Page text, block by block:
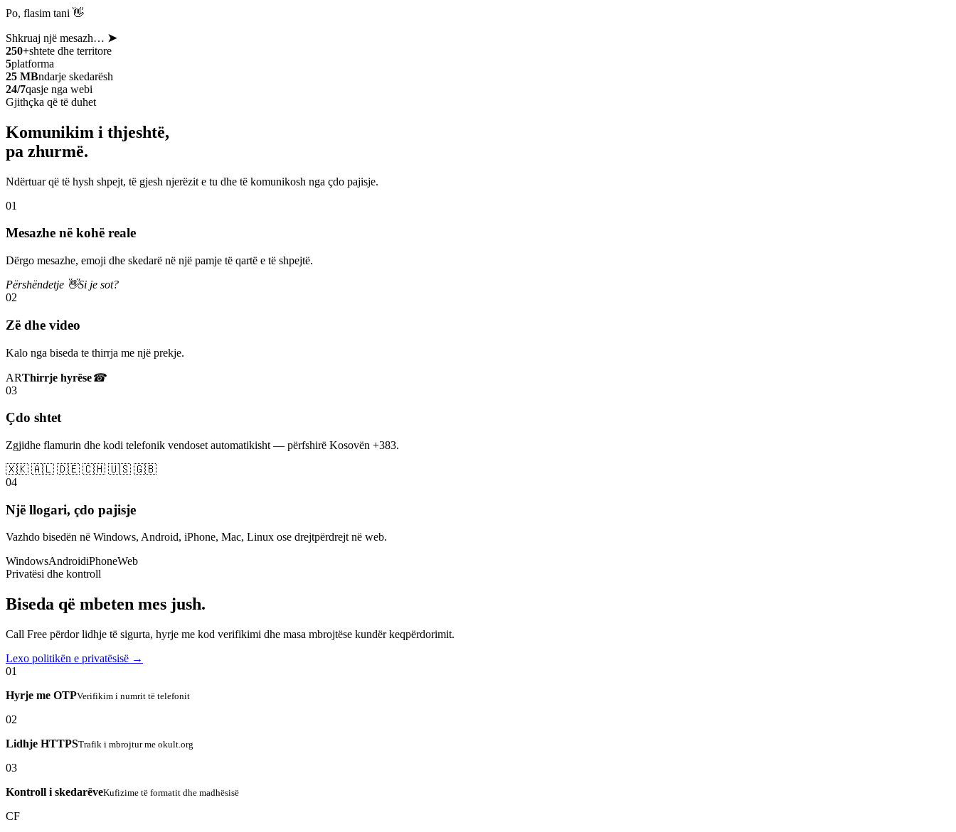
Po, flasim tani 👋
Shkruaj një mesazh… ➤
250+shtete dhe territore
5platforma
25 MBndarje skedarësh
24/7qasje nga webi
Gjithçka që të duhet
Komunikim i thjeshtë,
pa zhurmë.
Ndërtuar që të hysh shpejt, të gjesh njerëzit e tu dhe të komunikosh nga çdo pajisje.
01
Mesazhe në kohë reale
Dërgo mesazhe, emoji dhe skedarë në një pamje të qartë e të shpejtë.
Përshëndetje 👋Si je sot?
02
Zë dhe video
Kalo nga biseda te thirrja me një prekje.
ARThirrje hyrëse☎
03
Çdo shtet
Zgjidhe flamurin dhe kodi telefonik vendoset automatikisht — përfshirë Kosovën +383.
🇽🇰 🇦🇱 🇩🇪 🇨🇭 🇺🇸 🇬🇧
04
Një llogari, çdo pajisje
Vazhdo bisedën në Windows, Android, iPhone, Mac, Linux ose drejtpërdrejt në web.
WindowsAndroidiPhoneWeb
Privatësi dhe kontroll
Biseda që mbeten mes jush.
Call Free përdor lidhje të sigurta, hyrje me kod verifikimi dhe masa mbrojtëse kundër keqpërdorimit.
Lexo politikën e privatësisë →
01
Hyrje me OTPVerifikim i numrit të telefonit
02
Lidhje HTTPSTrafik i mbrojtur me okult.org
03
Kontroll i skedarëveKufizime të formatit dhe madhësisë
CF